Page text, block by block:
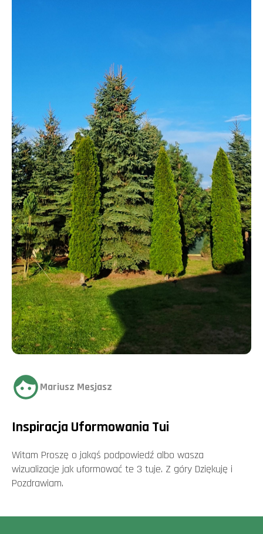
Mariusz Mesjasz
Inspiracja Uformowania Tui
Witam Proszę o jakąś podpowiedź albo wasza
wizualizacje jak uformować te 3 tuje. Z góry Dziękuję i
Pozdrawiam.